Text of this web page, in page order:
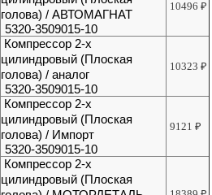
голова) / АВТОМАГНАТ
5320-3509015-10
10496₽
Компрессор 2-х
цилиндровый (Плоская
голова) / аналог
5320-3509015-10
10323₽
Компрессор 2-х
цилиндровый (Плоская
голова) / Импорт
5320-3509015-10
9121₽
Компрессор 2-х
цилиндровый (Плоская